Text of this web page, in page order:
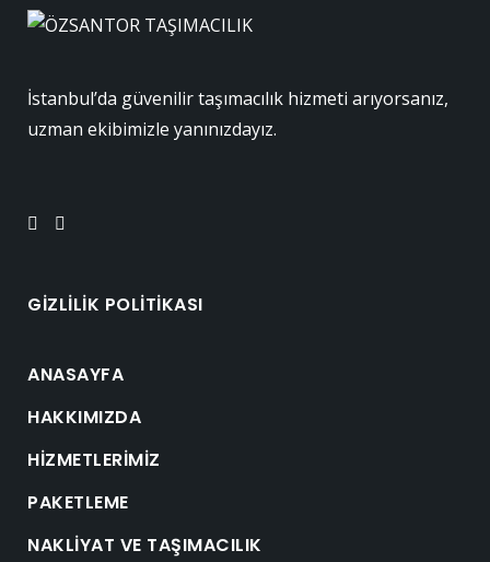
İstanbul’da güvenilir taşımacılık hizmeti arıyorsanız,
uzman ekibimizle yanınızdayız.
GIZLILIK POLITIKASI
ANASAYFA
HAKKIMIZDA
HIZMETLERIMIZ
PAKETLEME
NAKLIYAT VE TAŞIMACILIK